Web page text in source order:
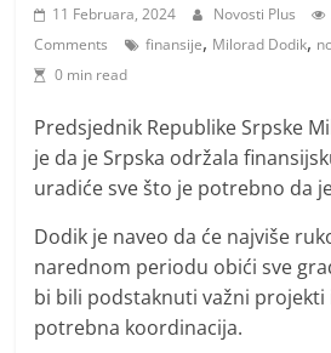
i
t
n
i
v
i
j
11 Februara, 2024 Novosti Plus
Comments
finansije, Milorad Dodik,
0 min read
Predsjednik Republike Srpske
je da je Srpska održala
uradiće sve što je potrebno da
Dodik je naveo da će najviše
narednom periodu obići sve
bi bili podstaknuti važni projekti
potrebna koordinacija.